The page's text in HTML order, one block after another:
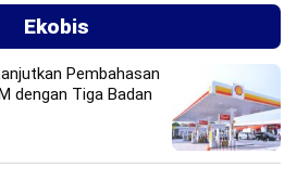
Ekobis
Pembahasan
dengan Tiga Badan